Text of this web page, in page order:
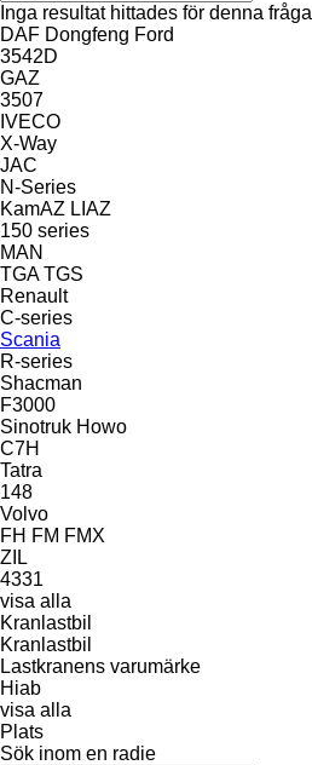
Inga resultat hittades för denna fråga
DAF Dongfeng Ford
3542D
GAZ
3507
IVECO
X-Way
JAC
N-Series
KamAZ LIAZ
150 series
MAN
TGA TGS
Renault
C-series
Scania
R-series
Shacman
F3000
Sinotruk Howo
C7H
Tatra
148
Volvo
FH FM FMX
ZIL
4331
visa alla
Kranlastbil
Kranlastbil
Lastkranens varumärke
Hiab
visa alla
Plats
Sök inom en radie